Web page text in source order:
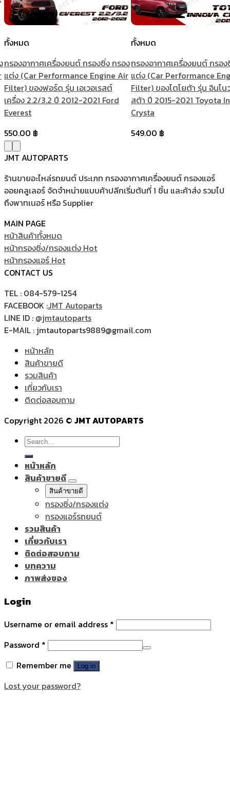
ทั้งหมด
กรองอากาศเครื่องยนต์ กรองซิ่ง กรอง
แต่ง (Car Performance Engine Air
Filter) ของฟอร์ด รุ่น เอเวอเรสต์
เครื่อง 2.2/3.2 ปี 2012-2021 Ford
Everest
550.00 ฿
ทั้งหมด
กรองอากาศเครื่องยนต์ กรอ
แต่ง (Car Performance
Filter) ของโตโยต้า รุ่น อินโน
สต้า ปี 2015-2021 Toyota
Crysta
549.00 ฿
JMT AUTOPARTS
ร้านขายอะไหล่รถยนต์ ประเภท กรองอากาศเครื่องยนต์ กรองแอร์
ออยคลูเลอร์ จัดจำหน่ายแบบค้าปลีกเริ่มต้นที่ 1 ชิ้น และค้าส่ง รวมไป
ถึงพาทเนอร์ หรือ Supplier
MAIN PAGE
หน้าสินค้าทั้งหมด
หน้ากรองซิ่ง/กรองแต่ง
หน้ากรองแอร์
CONTACT US
TEL : 084-579-1254
FACEBOOK :JMT Autoparts
LINE ID : @jmtautoparts
E-MAIL : jmtautoparts9889@gmail.com
หน้าหลัก
สินค้าขายดี
รวมสินค้า
เกี่ยวกับเรา
ติดต่อสอบถาม
Copyright 2026 © JMT AUTOPARTS
Search
for:
หน้าหลัก
สินค้าขายดี
สินค้าขายดี
กรองซิ่ง/กรองแต่ง
กรองแอร์รถยนต์
รวมสินค้า
เกี่ยวกับเรา
ติดต่อสอบถาม
บทความ
ภาพส่งของ
Login
Username or email address *
Password *
Remember me
Log in
Lost your password?